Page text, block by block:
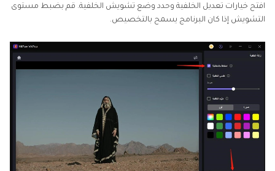
افتح خيارات تعديل الخلفية وحدد وضع تشويش الخلفية. قم بضبط مستوى
التشويش إذا كان البرنامج يسمح بالتخصيص.